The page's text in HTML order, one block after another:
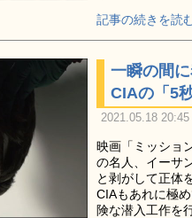
記事の続きを読
一瞬の間
CIAの「5
2021.05.18
映画「ミッショ
の名人、イーサ
と剥がして正体
CIAもあれに極
険な潜入工作を